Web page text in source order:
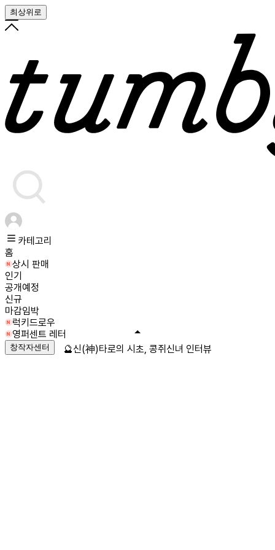
최상위로
카테고리
홈
상시 판매
인기
공개예정
신규
마감임박
럭키드로우
영퍼센트 레터
창작자센터 🔮신(神)타로의 시초, 콩쥐신녀 인터뷰